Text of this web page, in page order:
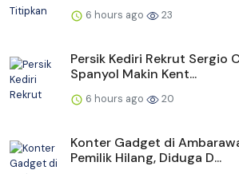
6 hours ago 23
Persik Kediri Rekrut Sergio
Spanyol Makin Kent...
6 hours ago 20
Konter Gadget di
Pemilik Hilang, Diduga D...